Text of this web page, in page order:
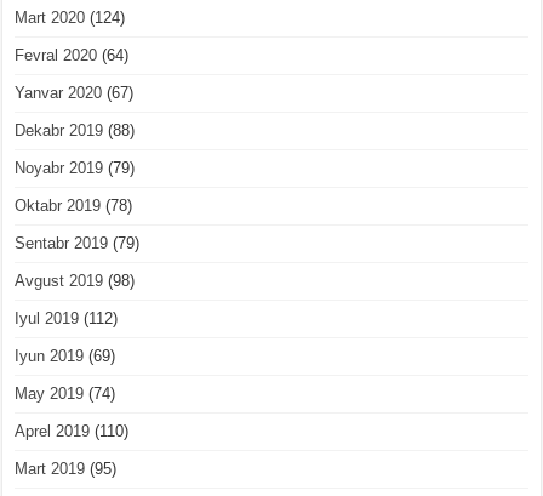
Mart 2020 (124)
Fevral 2020 (64)
Yanvar 2020 (67)
Dekabr 2019 (88)
Noyabr 2019 (79)
Oktabr 2019 (78)
Sentabr 2019 (79)
Avgust 2019 (98)
Iyul 2019 (112)
Iyun 2019 (69)
May 2019 (74)
Aprel 2019 (110)
Mart 2019 (95)